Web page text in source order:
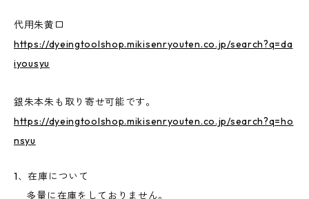
代用朱黄口
https://dyeingtoolshop.mikisenryouten.co.jp/search?q=da
iyousyu
銀朱本朱も取り寄せ可能です。
https://dyeingtoolshop.mikisenryouten.co.jp/search?q=ho
nsyu
1、在庫について
多量に在庫をしておりません。